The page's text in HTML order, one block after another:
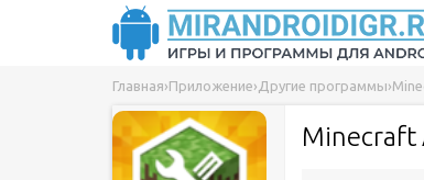
Главная›Приложение› Другие программы›
Minecraft